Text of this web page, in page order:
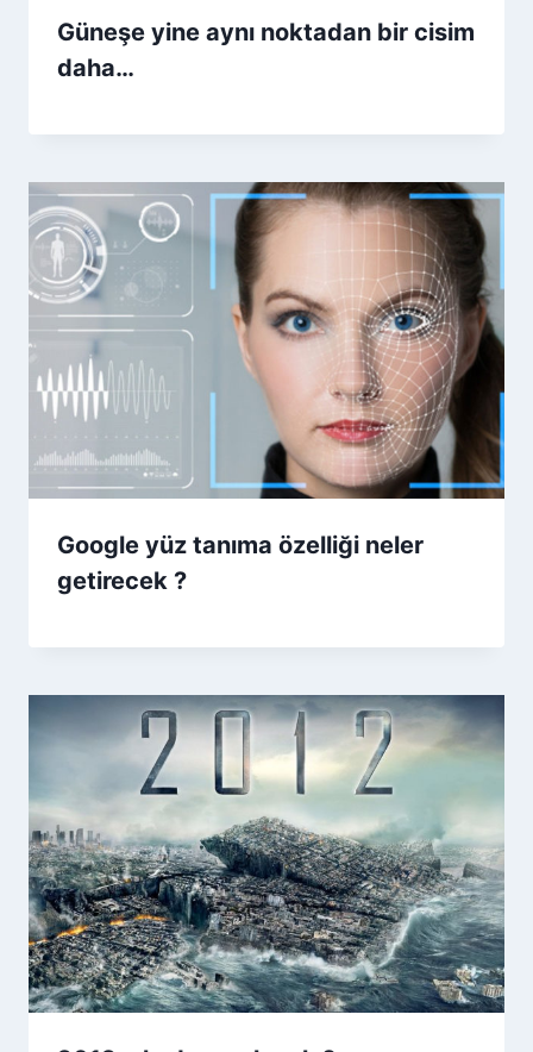
Güneşe yine aynı noktadan bir cisim
daha…
Google yüz tanıma özelliği neler
getirecek ?